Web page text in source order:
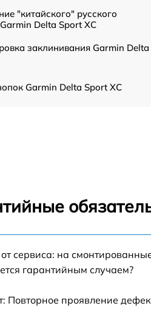
"китайского" русского
Delta Sport XC
заклинивания Garmin Delta
Garmin Delta Sport XC
после попадания влаги
управления, высоты,
Delta Sport XC
от сервиса: на
гарантийным случаем?
Повторное проявление